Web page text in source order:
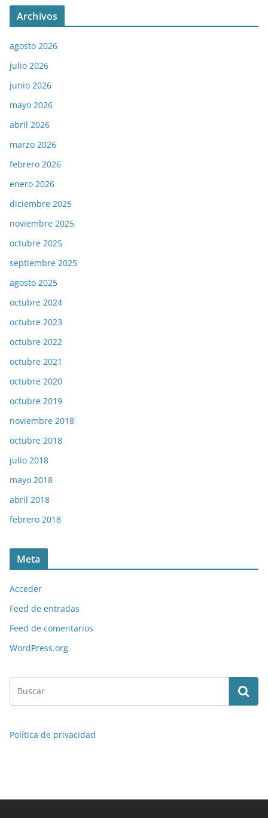
Archivos
agosto 2026
julio 2026
junio 2026
mayo 2026
abril 2026
marzo 2026
febrero 2026
enero 2026
diciembre 2025
noviembre 2025
octubre 2025
septiembre 2025
agosto 2025
octubre 2024
octubre 2023
octubre 2022
octubre 2021
octubre 2020
octubre 2019
noviembre 2018
octubre 2018
julio 2018
mayo 2018
abril 2018
febrero 2018
Meta
Acceder
Feed de entradas
Feed de comentarios
WordPress.org
Política de privacidad